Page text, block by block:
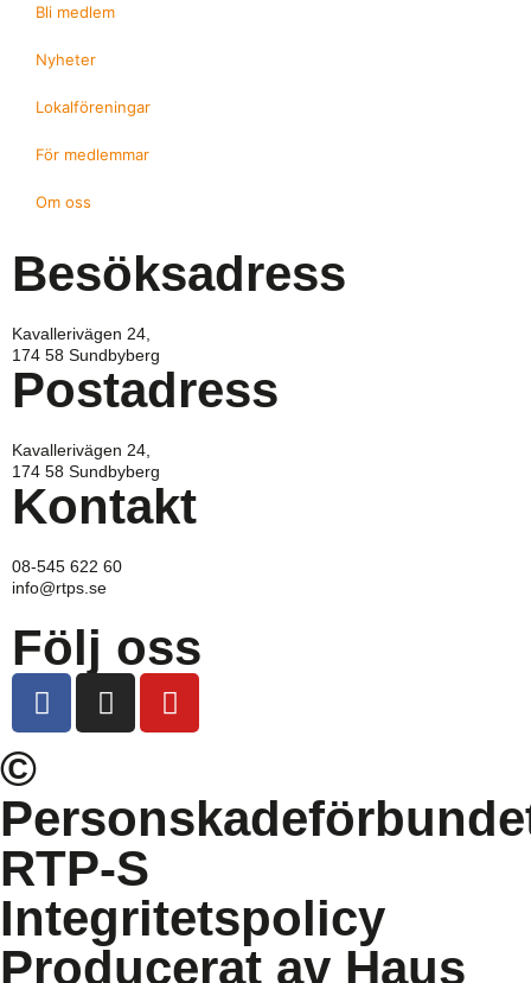
Bli medlem
Nyheter
Lokalföreningar
För medlemmar
Om oss
Besöksadress
Kavallerivägen 24,
174 58 Sundbyberg
Postadress
Kavallerivägen 24,
174 58 Sundbyberg
Kontakt
08-545 622 60
info@rtps.se
Följ oss
©
RTP-S
Integritetspolicy
Producerat av Haus